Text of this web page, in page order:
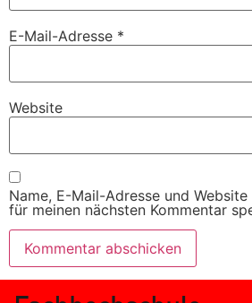
E-Mail-Adresse *
Website
Name, E-Mail-Adresse und
für meinen nächsten Kommentar